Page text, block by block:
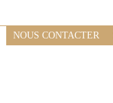
NOUS CONTACTER